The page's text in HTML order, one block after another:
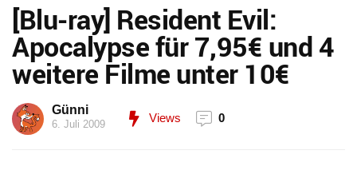
[Blu-ray] Resident Evil:
Apocalypse für 7,95€ und 4
weitere Filme unter 10€
Günni
6. Juli 2009 Views 0